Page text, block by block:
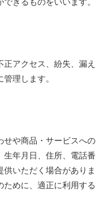
アクセス、紛失、漏え
理します。
せや商品・サービスへの
生年月日、住所、電話番
いただく場合がありま
めに、適正に利用する